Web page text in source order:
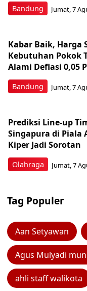
Bandung Jumat, 7
Bandung
Kabar Baik, Harga
Kebutuhan Pokok
Alami Deflasi 0,05
Jumat, 7
Olahraga
Prediksi Line-up
Singapura di Piala
Kiper Jadi Sorotan
Jumat, 7
Tag Populer
Aan Setyawan
Agus Mulyadi
ahli staff walikota